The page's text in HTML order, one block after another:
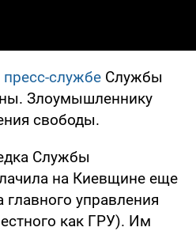
пресс-службе Службы
Злоумышленнику
свободы.
Службы
на Киевщине еще
управления
как ГРУ). Им